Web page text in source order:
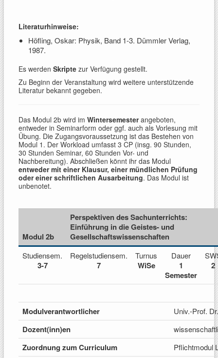
Literaturhinweise:
Höfling, Oskar: Physik, Band 1-3. Dümmler Verlag,
1987.
Es werden Skripte zur Verfügung gestellt.
Zu Beginn der Veranstaltung wird weitere unterstützende
Literatur bekannt gegeben.
Das Modul 2b wird im Wintersemesterangeboten,
entweder in Seminarform oder ggf. auch als Vorlesung mit
Übung. Die Zugangsvoraussetzung ist das Bestehen von
Modul 1. Der Workload umfasst 3 CP (insg. 90 Stunden,
30 Stunden Seminar, 60 Stunden Vor- und
Nachbereitung). Abschließen könnt ihr das Modul
entweder mit einer Klausur, einer mündlichen Prüfung
oder einer schriftlichen Ausarbeitung. Das Modul ist
unbenotet.
Modul 2b
Perspektiven des Sachunterrichts:
Einführung in die Geistes- und
Gesellschaftswissenschaften
Studiensem.
3-7
Regelstudiensem.
7
Turnus
WiSe
Dauer
1
Semester
2
Modulverantwortlicher Univ.-Prof.
Dozent(inn)en
Zuordnung zumCurriculum Pflichtmodul